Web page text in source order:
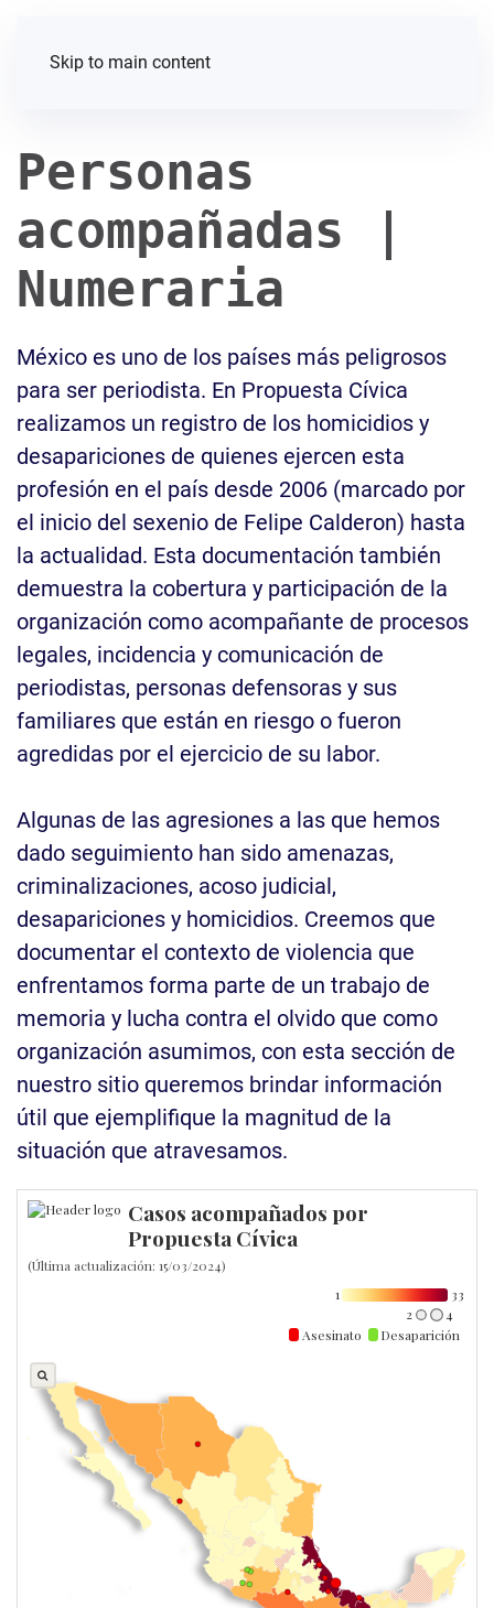
Skip to main content
Personas
acompañadas |
Numeraria
México es uno de los países más peligrosos
para ser periodista. En Propuesta Cívica
realizamos un registro de los homicidios y
desapariciones de quienes ejercen esta
profesión en el país desde 2006 (marcado por
el inicio del sexenio de Felipe Calderon) hasta
la actualidad. Esta documentación también
demuestra la cobertura y participación de la
organización como acompañante de procesos
legales, incidencia y comunicación de
periodistas, personas defensoras y sus
familiares que están en riesgo o fueron
agredidas por el ejercicio de su labor.
Algunas de las agresiones a las que hemos
dado seguimiento han sido amenazas,
criminalizaciones, acoso judicial,
desapariciones y homicidios. Creemos que
documentar el contexto de violencia que
enfrentamos forma parte de un trabajo de
memoria y lucha contra el olvido que como
organización asumimos, con esta sección de
nuestro sitio queremos brindar información
útil que ejemplifique la magnitud de la
situación que atravesamos.